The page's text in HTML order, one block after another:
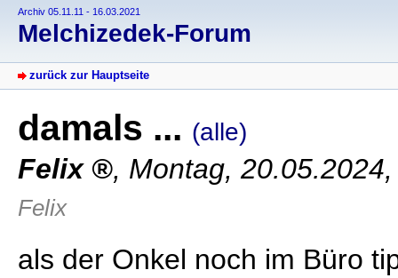
Archiv 05.11.11 - 16.03.2021
Melchizedek-Forum
zurück zur Hauptseite
damals ... (alle)
Felix , Montag,
Felix
als der Onkel noch im Büro